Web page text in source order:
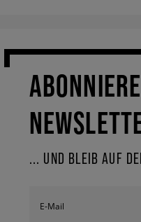
... UND BLEIB AUF
E-Mail